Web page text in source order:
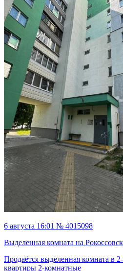
6 августа 16:01 № 4015098
Выделенная комната на
Продаётся выделенная комната в
квартиры 2-комнатные